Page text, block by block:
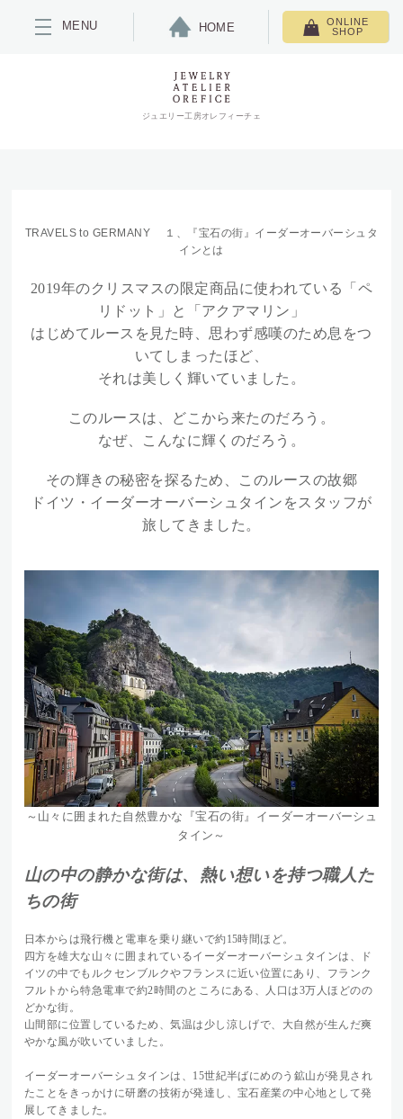
MENU HOME
ONLINE
SHOP
ジュエリー工房オレフィーチェ
TRAVELS to GERMANY １、『宝石の街』イーダーオーバーシュタ
インとは
2019年のクリスマスの限定商品に使われている「ペ
リドット」と「アクアマリン」
はじめてルースを見た時、思わず感嘆のため息をつ
いてしまったほど、
それは美しく輝いていました。
このルースは、どこから来たのだろう。
なぜ、こんなに輝くのだろう。
その輝きの秘密を探るため、このルースの故郷
ドイツ・イーダーオーバーシュタインをスタッフが
旅してきました。
～山々に囲まれた自然豊かな『宝石の街』イーダーオーバーシュ
タイン～
山の中の静かな街は、熱い想いを持つ職人た
ちの街
日本からは飛行機と電車を乗り継いで約15時間ほど。
四方を雄大な山々に囲まれているイーダーオーバーシュタインは、ド
イツの中でもルクセンブルクやフランスに近い位置にあり、 フランク
フルトから特急電車で約2時間のところにある、人口は3万人ほどのの
どかな街。
山間部に位置しているため、気温は少し涼しげで、大自然が生んだ爽
やかな風が吹いていました。
イーダーオーバーシュタインは、15世紀半ばにめのう鉱山が発見され
たことをきっかけに研磨の技術が発達し、宝石産業の中心地として発
展してきました。